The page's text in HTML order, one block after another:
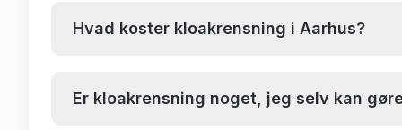
Hvad koster kloakrensning i Aarhus?
Er kloakrensning noget, jeg selv kan